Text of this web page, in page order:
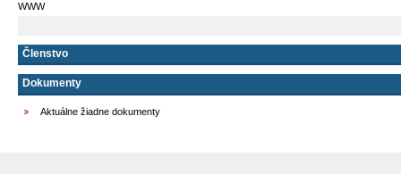
WWW
Členstvo
Dokumenty
Aktuálne žiadne dokumenty